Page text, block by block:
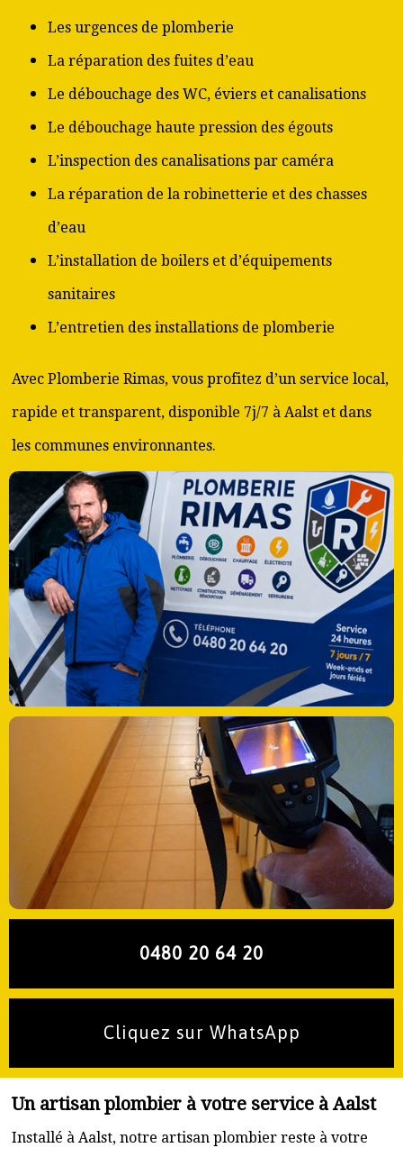
Les urgences de plomberie
La réparation des fuites d’eau
Le débouchage des WC, éviers et canalisations
Le débouchage haute pression des égouts
L’inspection des canalisations par caméra
La réparation de la robinetterie et des chasses
d’eau
L’installation de boilers et d’équipements
sanitaires
L’entretien des installations de plomberie
Avec Plomberie Rimas, vous profitez d’un service local,
rapide et transparent, disponible 7j/7 à Aalst et dans
les communes environnantes.
0480 20 64 20
Cliquez sur WhatsApp
Un artisan plombier à votre service à Aalst
Installé à Aalst, notre artisan plombier reste à votre